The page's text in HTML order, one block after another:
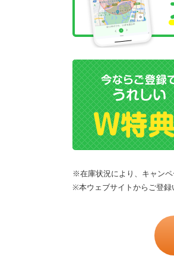
※在庫状況により、キャンペ
※本ウェブサイトからご登録